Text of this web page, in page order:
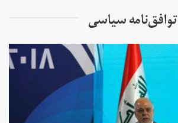
توافق‌نامه‌ سیاسی